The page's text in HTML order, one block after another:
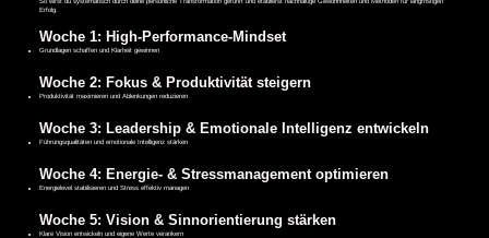
So wirst du systematisch durch deine persönliche Transformation geführt und etablierst nachhaltige Gewohnheiten und Methoden für langfristigen
Erfolg.
Woche 1: High-Performance-Mindset
Grundlagen schaffen und Klarheit gewinnen
Woche 2: Fokus & Produktivität steigern
Produktivität maximieren und Ablenkungen reduzieren
Woche 3: Leadership & Emotionale Intelligenz entwickeln
Führungsqualitäten und emotionale Intelligenz stärken
Woche 4: Energie- & Stressmanagement optimieren
Energielevel stabilisieren und Stress effektiv managen
Woche 5: Vision & Sinnorientierung stärken
Klare Vision entwickeln und eigene Werte verankern